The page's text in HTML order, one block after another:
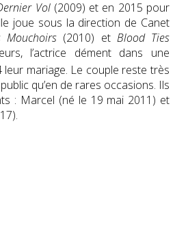
Vol(2009) et en 2015 pour
joue sous la direction de Canet
Mouchoirs (2010) et Blood Ties
l’actrice dément dans une
leur mariage. Le couple reste très
qu’en de rares occasions. Ils
: Marcel (né le 19 mai 2011) et